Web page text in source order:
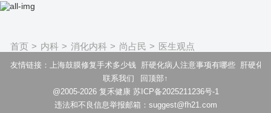
首页 > 内科 > 消化内科 > 尚占民 > 医生观点
友情链接： 上海鼓膜修复手术多少钱 肝硬化病人注意事项有哪些
肝硬化
联系我们
回顶部↑
@2005-2026 复禾健康 苏ICP备2025211236号-1
违法和不良信息举报邮箱：suggest@fh21.com